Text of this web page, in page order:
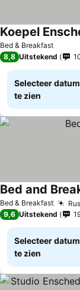
Bed & Breakfast
Koepel
8,8 Uitstekend
Selecteer
te zien
Bed & Breakfast
Bed and
9,6 Uitstekend
Selecteer
te zien